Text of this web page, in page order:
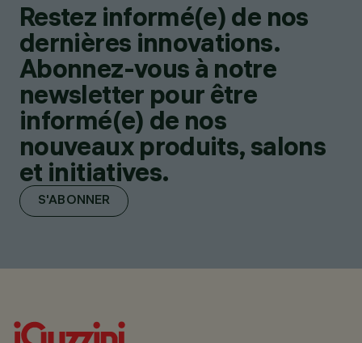
Restez informé(e) de nos
dernières innovations.
Abonnez-vous à notre
newsletter pour être
informé(e) de nos
nouveaux produits, salons
et initiatives.
S'ABONNER